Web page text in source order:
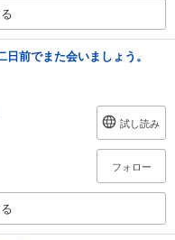
前でまた会いましょう。
試し読み
フォロー